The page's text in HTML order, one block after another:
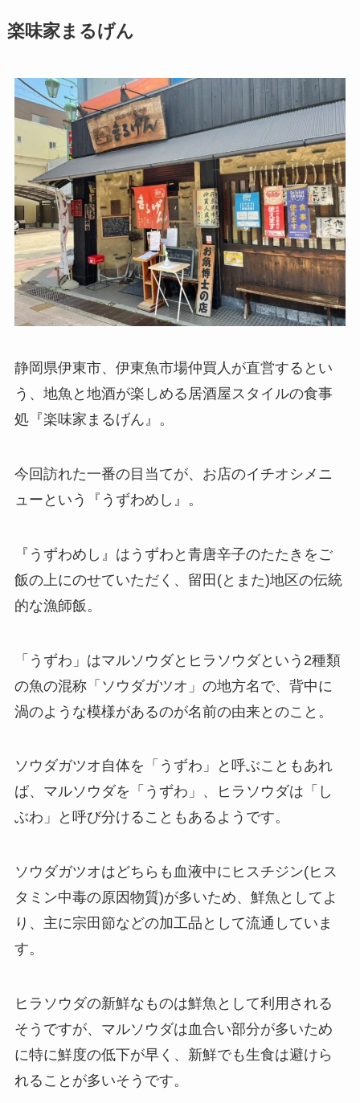
楽味家まるげん
静岡県伊東市、伊東魚市場仲買人が直営するとい
う、地魚と地酒が楽しめる居酒屋スタイルの食事
処『楽味家まるげん』。
今回訪れた一番の目当てが、お店のイチオシメニ
ューという『うずわめし』。
『うずわめし』はうずわと青唐辛子のたたきをご
飯の上にのせていただく、留田(とまた)地区の伝統
的な漁師飯。
「うずわ」はマルソウダとヒラソウダという2種類
の魚の混称「ソウダガツオ」の地方名で、背中に
渦のような模様があるのが名前の由来とのこと。
ソウダガツオ自体を「うずわ」と呼ぶこともあれ
ば、マルソウダを「うずわ」、ヒラソウダは「し
ぶわ」と呼び分けることもあるようです。
ソウダガツオはどちらも血液中にヒスチジン(ヒス
タミン中毒の原因物質)が多いため、鮮魚としてよ
り、主に宗田節などの加工品として流通していま
す。
ヒラソウダの新鮮なものは鮮魚として利用される
そうですが、マルソウダは血合い部分が多いため
に特に鮮度の低下が早く、新鮮でも生食は避けら
れることが多いそうです。